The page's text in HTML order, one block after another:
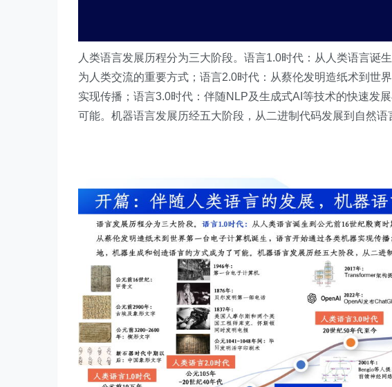
人类语言发展历程分为三大阶段。语言1.0时代：从人类语言诞
为人类交流的重要方式；语言2.0时代：从蔡伦发明造纸术到世
实现传播；语言3.0时代：伴随NLP及生成式AI等技术的快速发
可能。机器语言发展历经五大阶段，从二进制代码发展到自然语